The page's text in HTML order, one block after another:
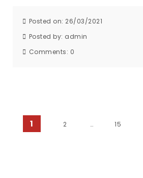
Posted on: 26/03/2021
Posted by: admin
Comments: 0
1 2 … 15